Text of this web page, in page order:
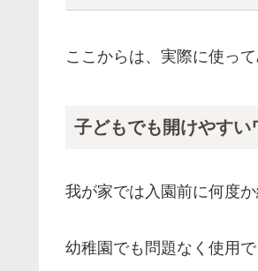
ここからは、実際に使っ
子どもでも開けやすい
我が家では入園前に何度
幼稚園でも問題なく使用